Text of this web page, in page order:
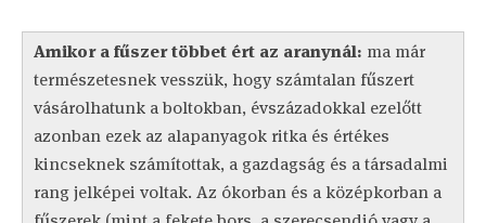
Amikor a fűszer többet ért az aranynál: ma már
természetesnek vesszük, hogy számtalan fűszert
vásárolhatunk a boltokban, évszázadokkal ezelőtt
azonban ezek az alapanyagok ritka és értékes
kincseknek számítottak, a gazdagság és a társadalmi
rang jelképei voltak. Az ókorban és a középkorban a